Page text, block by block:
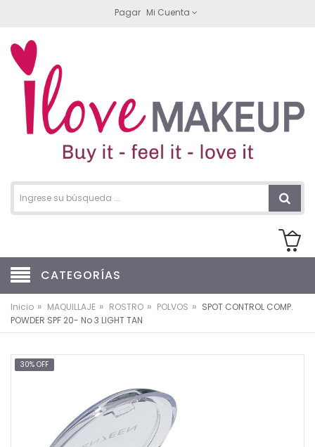
Pagar Mi Cuenta
CATEGORÍAS
Inicio » MAQUILLAJE » ROSTRO » POLVOS » SPOT CONTROL COMP.
POWDER SPF 20- No 3 LIGHT TAN
30% OFF